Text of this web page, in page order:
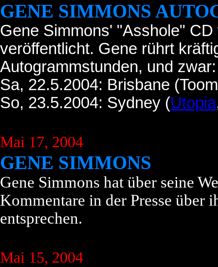
GENE SIMMONS
Gene Simmons' "Asshole"
veröffentlicht. Gene rührt
Autogrammstunden, und zwar:
Sa, 22.5.2004: Brisbane
So, 23.5.2004: Sydney (Utopia
Mai 17, 2004
GENE SIMMONS
Gene Simmons hat über seine
Kommentare in der Presse über
entsprechen.
Mai 15, 2004